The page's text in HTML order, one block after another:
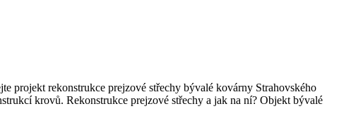
projekt rekonstrukce prejzové střechy bývalé kovárny Strahovského
krovů. Rekonstrukce prejzové střechy a jak na ní? Objekt bývalé